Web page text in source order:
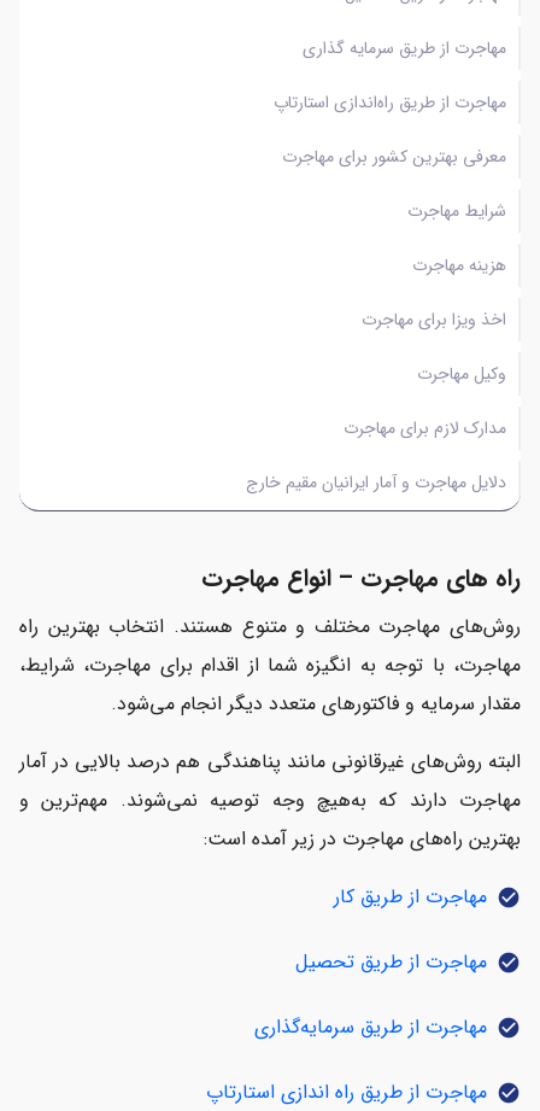
مهاجرت از طریق سرمایه گذاری
مهاجرت از طریق راه‌اندازی استارتاپ
معرفی بهترین کشور برای مهاجرت
شرایط مهاجرت
هزینه مهاجرت
اخذ ویزا برای مهاجرت
وکیل مهاجرت
مدارک لازم برای مهاجرت
دلایل مهاجرت و آمار ایرانیان مقیم خارج
راه های مهاجرت – انواع مهاجرت
روش‌های مهاجرت مختلف و متنوع هستند. انتخاب بهترین راه
مهاجرت، با توجه به انگیزه شما از اقدام برای مهاجرت، شرایط،
مقدار سرمایه و فاکتورهای متعدد دیگر انجام می‌شود.
البته روش‌های غیرقانونی مانند پناهندگی هم درصد بالایی در آمار
مهاجرت دارند که به‌هیچ وجه توصیه نمی‌شوند. مهم‌ترین و
بهترین راه‌های مهاجرت در زیر آمده است:
check_circle مهاجرت از طریق کار
check_circle مهاجرت از طریق تحصیل
check_circle مهاجرت از طریق سرمایه‌گذاری
check_circle مهاجرت از طریق راه اندازی استارتاپ